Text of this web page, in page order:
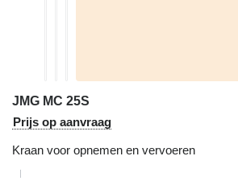
JMG MC 25S
Prijs op aanvraag
Kraan voor opnemen en vervoeren